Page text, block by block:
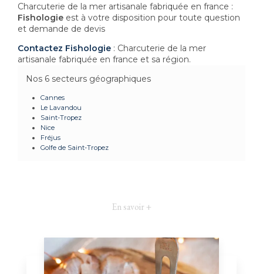
Charcuterie de la mer artisanale fabriquée en france :
Fishologie est à votre disposition pour toute question
et demande de devis
Contactez Fishologie : Charcuterie de la mer
artisanale fabriquée en france et sa région.
Nos 6 secteurs géographiques
Cannes
Le Lavandou
Saint-Tropez
Nice
Fréjus
Golfe de Saint-Tropez
En savoir +